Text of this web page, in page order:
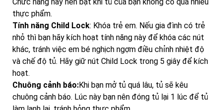
thực phẩm.
Tính năng Child Lock: Khóa trẻ em. Nếu gia đình có trẻ
nhỏ thì bạn hãy kích hoạt tính năng này để khóa các nút
khác, tránh việc em bé nghịch ngợm điều chỉnh nhiệt độ
và chế độ tủ. Hãy giữ nút Child Lock trong 5 giây để kích
hoạt.
Chuông cảnh báo:Khi bạn mở tủ quá lâu, tủ sẽ kêu
chuông cảnh báo. Lúc này bạn nên đóng tủ lại 1 lúc để tủ